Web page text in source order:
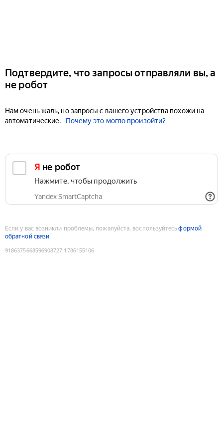
Подтвердите, что запросы отправляли вы, а
не робот
Нам очень жаль, но запросы с вашего устройства похожи на
автоматические.
Почему это могло произойти?
Я не робот
Нажмите, чтобы продолжить
Yandex SmartCaptcha
Если у вас возникли проблемы, пожалуйста, воспользуйтесьформой
обратной связи
9186375668596908727:1786155106